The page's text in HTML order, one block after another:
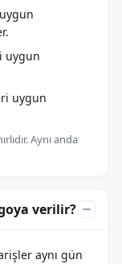
uygun
uygun
Aynı anda
verilir?
aynı gün